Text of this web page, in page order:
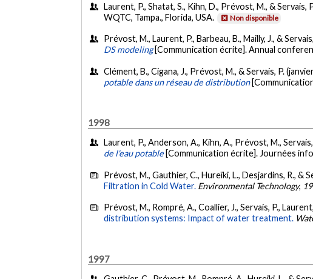
Laurent, P., Shatat, S., Kihn, D., Prévost, M., & Servais,
WQTC, Tampa., Florida, USA.
Non disponible
Prévost, M., Laurent, P., Barbeau, B., Mailly, J., &
DS modeling [Communication écrite]. Annual
Clément, B., Cigana, J., Prévost, M., & Servais, P.
potable dans un réseau de distribution
1998
Laurent, P., Anderson, A., Kihn, A., Prévost, M.,
de l'eau potable [Communication écrite]. Journées
Prévost, M., Gauthier, C., Hureïki, L., Desjardins, R., &
Filtration in Cold Water. Environmental Technology, 19
Prévost, M., Rompré, A., Coallier, J., Servais, P.,
distribution systems: Impact of water treatment.
1997